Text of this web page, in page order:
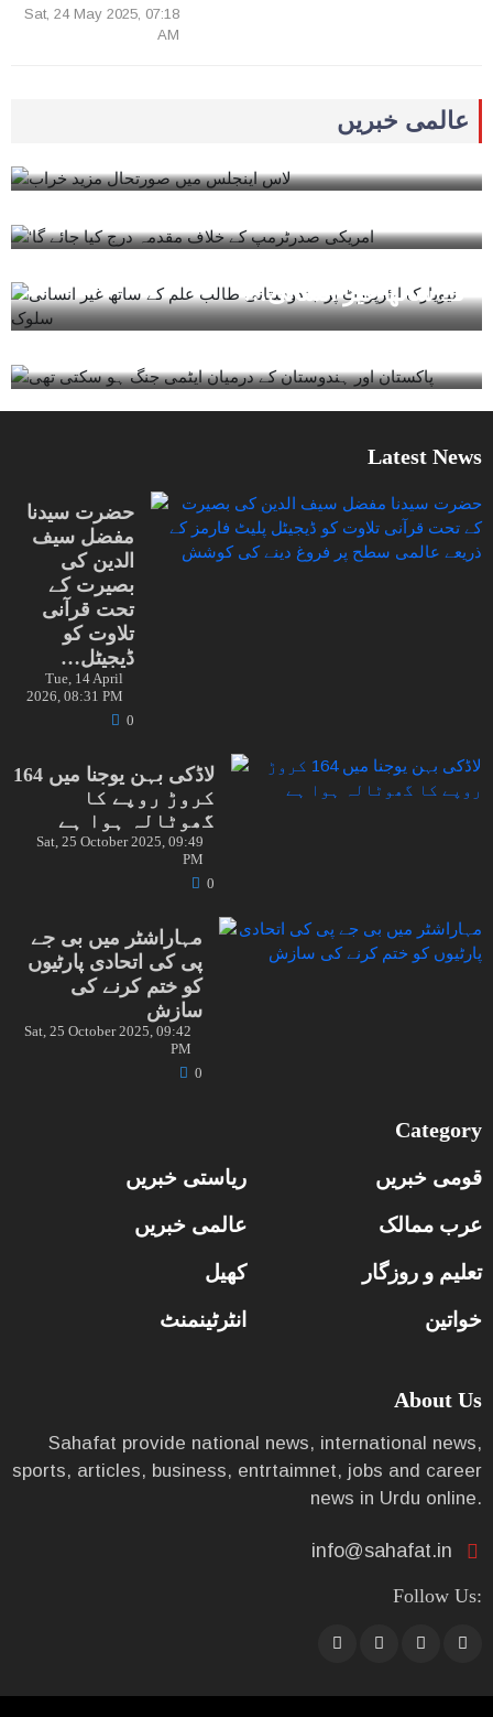
Sat, 24 May 2025, 07:18
AM
عالمی خبریں
Tue, 10 June 2025, 01:04 PM
Tue, 10 June 2025, 12:54 PM
‘امریکی صدرٹرمپ کے خلاف مقدمہ درج کیا
نیویارک ایئرپورٹ پر ہندوستانی طالب علم
کے ساتھ غیر انسانی…
پاکستان اور ہندوستان کے درمیان ایٹمی
Latest News
حضرت سیدنا
مفضل سیف
الدین کی
بصیرت کے
تحت قرآنی
تلاوت کو
ڈیجیٹل…
Tue, 14 April
2026, 08:31 PM
0
لاڈکی بہن یوجنا میں 164
کروڑ روپے کا
گھوٹالہ ہوا ہے
Sat, 25 October 2025, 09:49
PM
0
مہاراشٹر میں بی جے
پی کی اتحادی پارٹیوں
کو ختم کرنے کی
سازش
Sat, 25 October 2025, 09:42
PM
0
Category
قومی خبریں ریاستی خبریں
عرب ممالک عالمی خبریں
تعلیم و روزگار کھیل
خواتین انٹرٹینمنٹ
About Us
Sahafat provide national news, international news,
sports, articles, business, entrtaimnet, jobs and career
news in Urdu online.
info@sahafat.in
Follow Us: